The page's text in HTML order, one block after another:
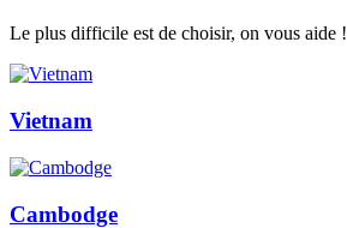
Le plus difficile est de choisir, on vous aide !
Vietnam
Cambodge